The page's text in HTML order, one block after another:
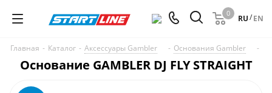
0
RU/EN
Главная - Каталог - Аксессуары Gambler - Основания Gambler -
Основание GAMBLER DJ FLY STRAIGHT